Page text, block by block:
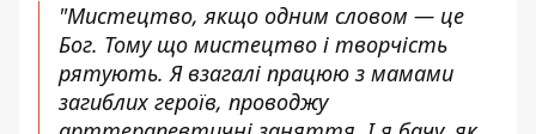
"Мистецтво, якщо одним словом — це
Бог. Тому що мистецтво і творчість
рятують. Я взагалі працюю з мамами
загиблих героїв, проводжу